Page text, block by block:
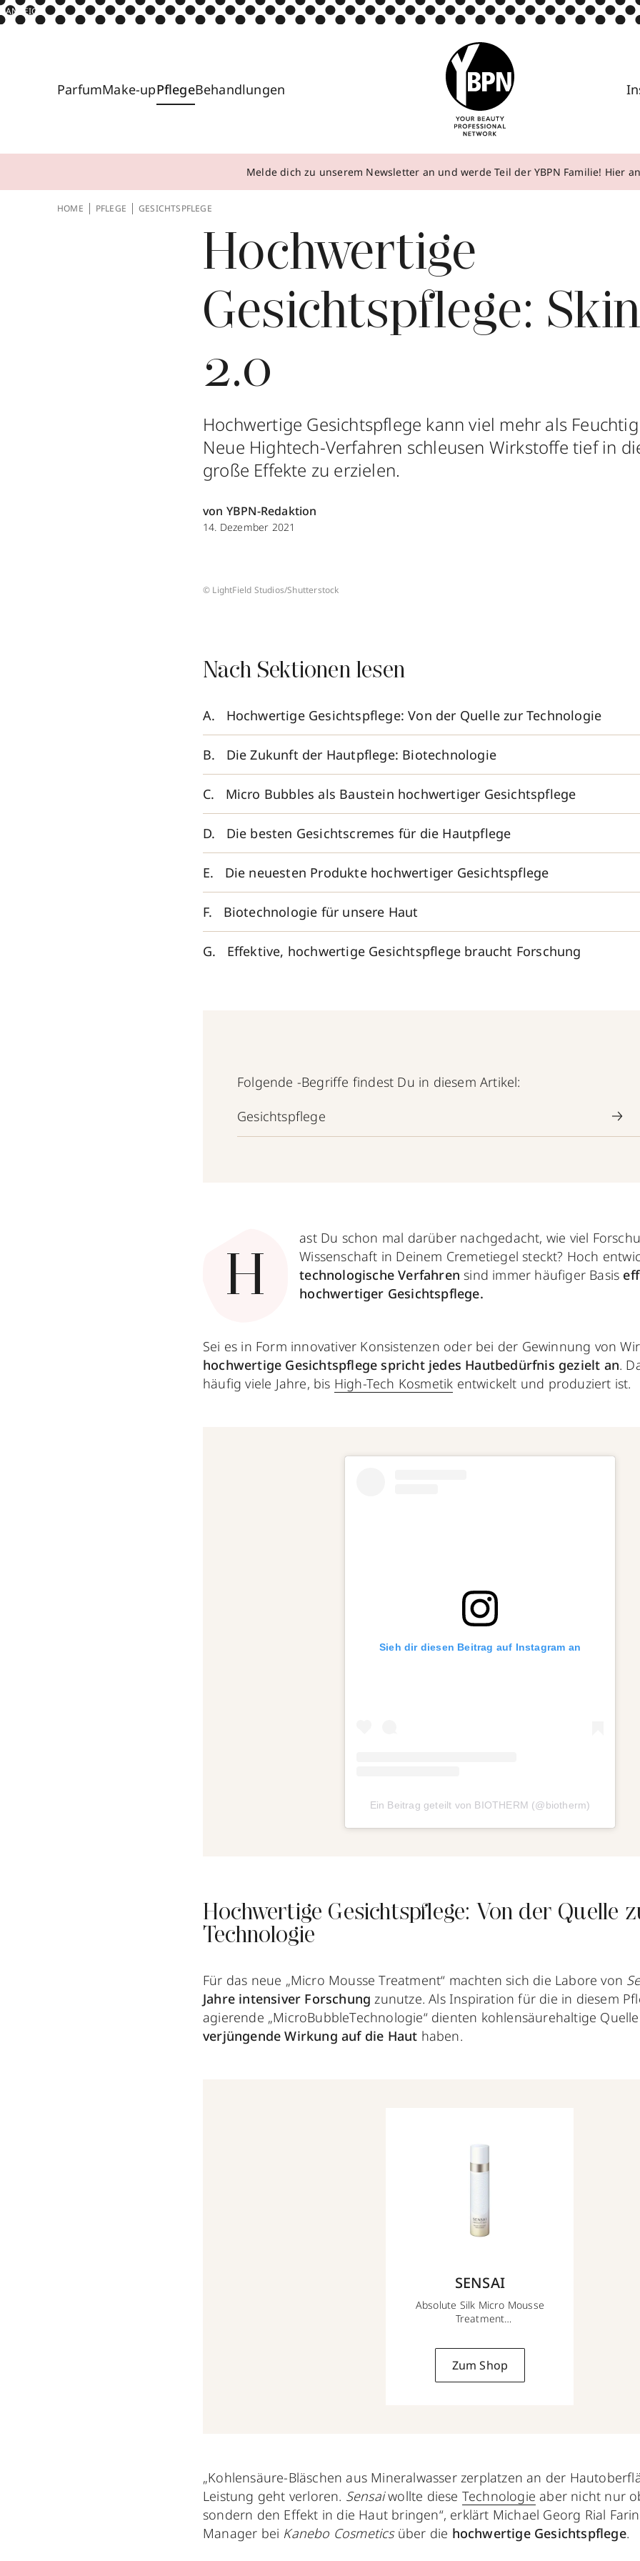
ANZEIGE
ParfumMake-upPflegeBehandlungen
Melde dich zu unserem Newsletter an und werde Teil der YBPN Familie! Hier
HOME PFLEGE GESICHTSPFLEGE
Hochwertige
Gesichtspflege:
2.0
Hochwertige Gesichtspflege kann viel mehr als
Neue Hightech-Verfahren schleusen Wirkstoffe tief in
große Effekte zu erzielen.
von YBPN-Redaktion
14. Dezember 2021
© LightField Studios/Shutterstock
Nach Sektionen lesen
Hochwertige Gesichtspflege: Von der Quelle zur Technologie
Die Zukunft der Hautpflege: Biotechnologie
Micro Bubbles als Baustein hochwertiger Gesichtspflege
Die besten Gesichtscremes für die Hautpflege
Die neuesten Produkte hochwertiger Gesichtspflege
Biotechnologie für unsere Haut
Effektive, hochwertige Gesichtspflege braucht Forschung
Folgende -Begriffe findest Du in diesem Artikel:
Gesichtspflege
H
ast Du schon mal darüber nachgedacht, wie viel
Wissenschaft in Deinem Cremetiegel steckt? Hoch
technologische Verfahren sind immer häufiger Basis
hochwertiger Gesichtspflege.
Sei es in Form innovativer Konsistenzen oder bei der Gewinnung von
hochwertige Gesichtspflege spricht jedes Hautbedürfnis gezielt an.
häufig viele Jahre, bis High-Tech Kosmetik entwickelt und produziert ist.
Sieh dir diesen Beitrag auf Instagram an
Ein Beitrag geteilt von BIOTHERM (@biotherm)
Hochwertige Gesichtspflege: Von der Quelle
Technologie
Für das neue „Micro Mousse Treatment“ machten sich die Labore von
Jahre intensiver Forschung zunutze. Als Inspiration für die in diesem
agierende „MicroBubbleTechnologie“ dienten kohlensäurehaltige
verjüngende Wirkung auf die Haut haben.
SENSAI
Absolute Silk Micro Mousse
Treatment
Zum Shop
„Kohlensäure-Bläschen aus Mineralwasser zerplatzen an der
Leistung geht verloren. Sensaiwollte diese Technologie aber nicht nur
sondern den Effekt in die Haut bringen“, erklärt Michael Georg Rial
Manager bei Kanebo Cosmeticsüber die hochwertige Gesichtspflege.